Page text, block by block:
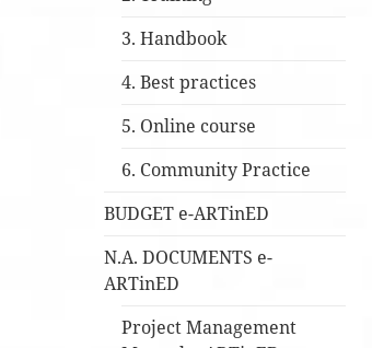
3. Handbook
4. Best practices
5. Online course
6. Community Practice
BUDGET e-ARTinED
N.A. DOCUMENTS e-
ARTinED
Project Management